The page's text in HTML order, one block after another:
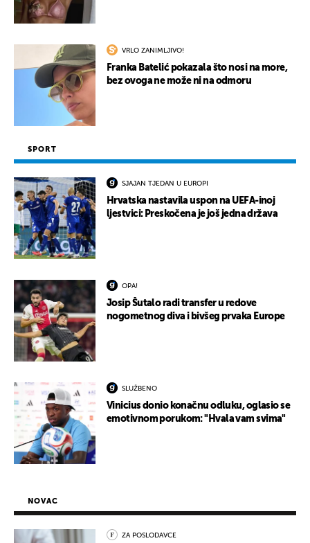
VRLO ZANIMLJIVO!
Franka Batelić pokazala što nosi na more,
bez ovoga ne može ni na odmoru
SPORT
SJAJAN TJEDAN U EUROPI
Hrvatska nastavila uspon na UEFA-inoj
ljestvici: Preskočena je još jedna država
OPA!
Josip Šutalo radi transfer u redove
nogometnog diva i bivšeg prvaka Europe
SLUŽBENO
Vinicius donio konačnu odluku, oglasio se
emotivnom porukom: "Hvala vam svima"
NOVAC
ZA POSLODAVCE